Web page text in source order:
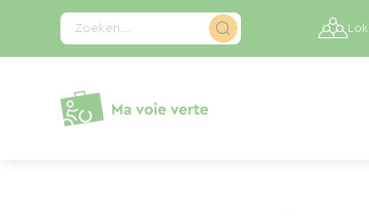
Zoeken...
Cookies beheer paneel